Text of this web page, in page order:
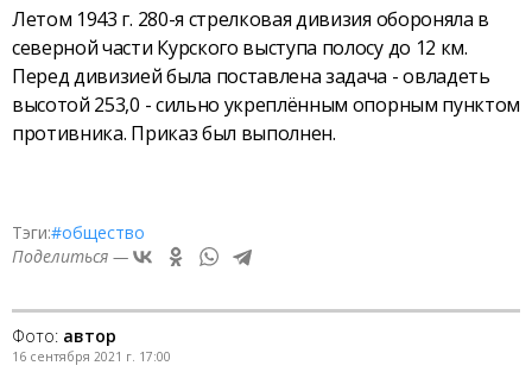
Летом 1943 г. 280-я стрелковая дивизия обороняла в
северной части Курского выступа полосу до 12 км.
Перед дивизией была поставлена задача - овладеть
высотой 253,0 - сильно укреплённым опорным пунктом
противника. Приказ был выполнен.
Тэги:#общество
Поделиться —
Фото: автор
16 сентября 2021 г. 17:00